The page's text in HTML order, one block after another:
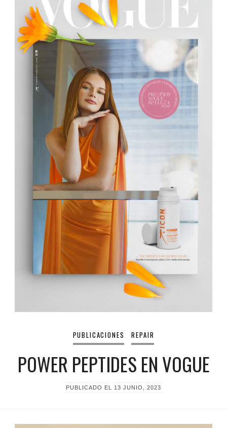
PUBLICACIONES REPAIR
POWER PEPTIDES EN VOGUE
PUBLICADO EL 13 JUNIO, 2023